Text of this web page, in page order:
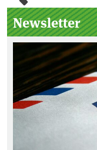
Seitenleiste
Newsletter